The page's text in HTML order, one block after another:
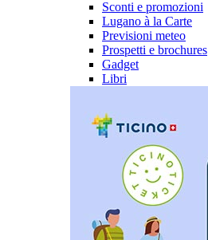
Sconti e promozioni
Lugano à la Carte
Previsioni meteo
Prospetti e brochures
Gadget
Libri